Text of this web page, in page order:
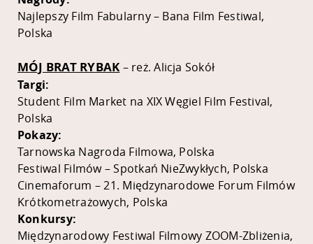
Najlepszy Film Fabularny – Bana Film Festiwal,
Polska
MÓJ BRAT RYBAK – reż. Alicja Sokół
Targi:
Student Film Market na XIX Węgiel Film Festival,
Polska
Pokazy:
Tarnowska Nagroda Filmowa, Polska
Festiwal Filmów – Spotkań NieZwykłych, Polska
Cinemaforum – 21. Międzynarodowe Forum Filmów
Krótkometrażowych, Polska
Konkursy:
Międzynarodowy Festiwal Filmowy ZOOM-Zbliżenia,